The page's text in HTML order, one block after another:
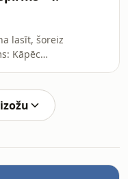
dažādos
lasīt, šoreiz
Kāpēc
šī
ir kādi
kaimiņos.